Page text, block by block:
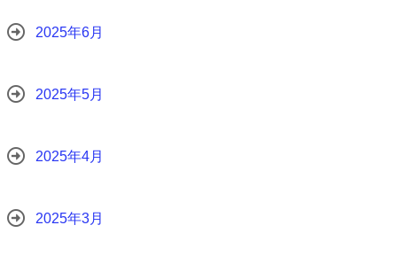
2025年6月
2025年5月
2025年4月
2025年3月